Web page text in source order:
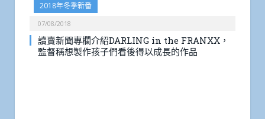
2018年冬季新番
07/08/2018
讀賣新聞專欄介紹DARLING in the FRANXX，
監督稱想製作孩子們看後得以成長的作品